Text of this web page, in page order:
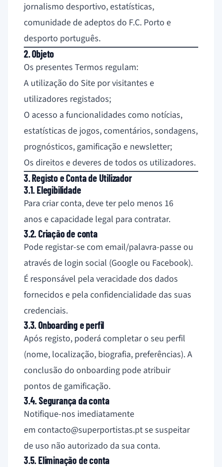
jornalismo desportivo, estatísticas,
comunidade de adeptos do F.C. Porto e
desporto português.
2. Objeto
Os presentes Termos regulam:
A utilização do Site por visitantes e
utilizadores registados;
O acesso a funcionalidades como notícias,
estatísticas de jogos, comentários, sondagens,
prognósticos, gamificação e newsletter;
Os direitos e deveres de todos os utilizadores.
3. Registo e Conta de Utilizador
3.1. Elegibilidade
Para criar conta, deve ter pelo menos 16
anos e capacidade legal para contratar.
3.2. Criação de conta
Pode registar-se com email/palavra-passe ou
através de login social (Google ou Facebook).
É responsável pela veracidade dos dados
fornecidos e pela confidencialidade das suas
credenciais.
3.3. Onboarding e perfil
Após registo, poderá completar o seu perfil
(nome, localização, biografia, preferências). A
conclusão do onboarding pode atribuir
pontos de gamificação.
3.4. Segurança da conta
Notifique-nos imediatamente
em contacto@superportistas.ptse suspeitar
de uso não autorizado da sua conta.
3.5. Eliminação de conta